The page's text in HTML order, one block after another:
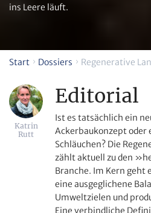
ins Leere läuft.
Start Dossiers Regenerative
Katrin
Rutt
Editorial
Ist es tatsächlich ein
Ackerbaukonzept oder
Schläuchen? Die
zählt aktuell zu den
Branche. Im Kern geht
eine ausgeglichene
Umweltzielen und
Eine verbindliche